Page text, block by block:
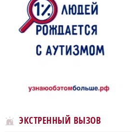
ЭКСТРЕННЫЙ ВЫЗОВ